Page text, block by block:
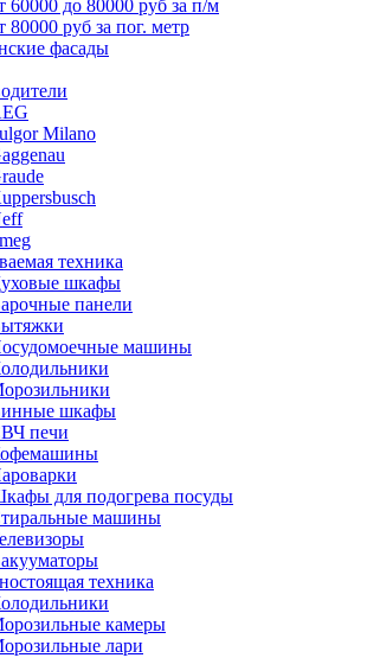
60000 до 80000 руб за п/м
80000 руб за пог. метр
фасады
Milano
техника
шкафы
панели
машины
шкафы
печи
для подогрева посуды
машины
техника
камеры
лари